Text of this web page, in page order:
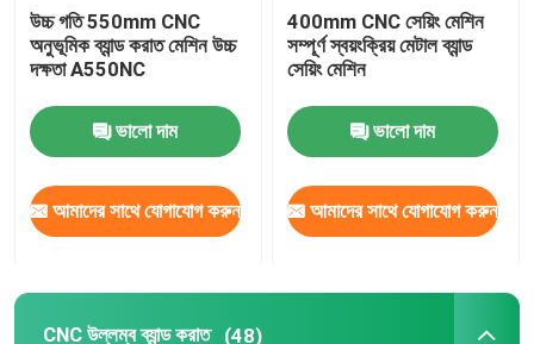
উচ্চ গতি 550mm CNC
অনুভূমিক ব্যান্ড করাত মেশিন উচ্চ
দক্ষতা A550NC
ভালো দাম
আমাদের সাথে যোগাযোগ করুন
400mm CNC সেয়িং মেশিন
সম্পূর্ণ স্বয়ংক্রিয় মেটাল ব্যান্ড
সেয়িং মেশিন
ভালো দাম
আমাদের সাথে যোগাযোগ করুন
CNC উল্লম্ব ব্যান্ড করাত (48)